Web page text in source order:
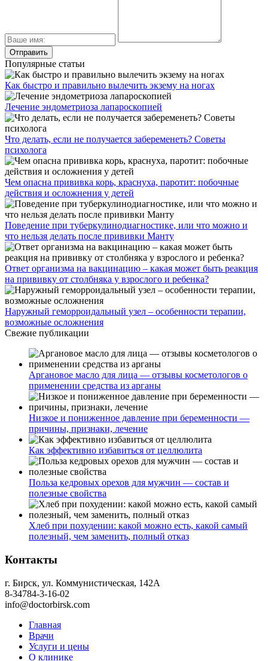
Популярные статьи
Как быстро и правильно вылечить экзему на ногах
Лечение эндометриоза лапароскопией
Что делать, если не получается забеременеть? Советы
психолога
Чем опасна прививка корь, краснуха, паротит: побочные
действия и осложнения у детей
Поведение при туберкулинодиагностике, или что можно и
что нельзя делать после прививки Манту
Ответ организма на вакцинацию – какая может быть реакция
на прививку от столбняка у взрослого и ребенка?
Наружный геморроидальный узел – особенности терапии,
возможные осложнения
Свежие публикации
Аргановое масло для лица — отзывы косметологов о
применении средства из арганы
Низкое и пониженное давление при беременности —
причины, признаки, лечение
Как эффективно избавиться от целлюлита
Польза кедровых орехов для мужчин — состав и
полезные свойства
Хлеб при похудении: какой можно есть, какой самый
полезный, чем заменить, полный отказ
Контакты
г. Бирск, ул. Коммунистическая, 142А
8-34784-3-16-02
info@doctorbirsk.com
Главная
Врачи
Услуги и цены
О клинике